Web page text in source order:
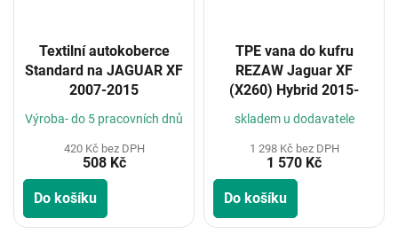
Textilní autokoberce
Standard na JAGUAR XF
2007-2015
Výroba- do 5 pracovních dnů
420 Kč bez DPH
508 Kč
Do košíku
TPE vana do kufru
REZAW Jaguar XF
(X260) Hybrid 2015-
skladem u dodavatele
1 298 Kč bez DPH
1 570 Kč
Do košíku